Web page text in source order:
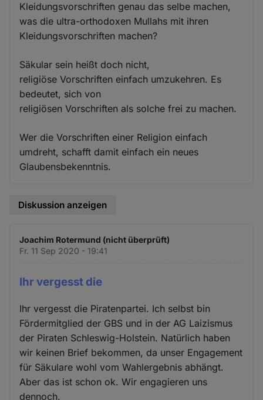
Kleidungsvorschriften genau das selbe machen,
was die ultra-orthodoxen Mullahs mit ihren
Kleidungsvorschriften machen?
Säkular sein heißt doch nicht,
religiöse Vorschriften einfach umzukehren. Es
bedeutet, sich von
religiösen Vorschriften als solche frei zu machen.
Wer die Vorschriften einer Religion einfach
umdreht, schafft damit einfach ein neues
Glaubensbekenntnis.
Diskussion anzeigen
Joachim Rotermund (nicht überprüft)
Fr. 11 Sep 2020 - 19:41
Ihr vergesst die
Ihr vergesst die Piratenpartei. Ich selbst bin
Fördermitglied der GBS und in der AG Laizismus
der Piraten Schleswig-Holstein. Natürlich haben
wir keinen Brief bekommen, da unser Engagement
für Säkulare wohl vom Wahlergebnis abhängt.
Aber das ist schon ok. Wir engagieren uns
dennoch.